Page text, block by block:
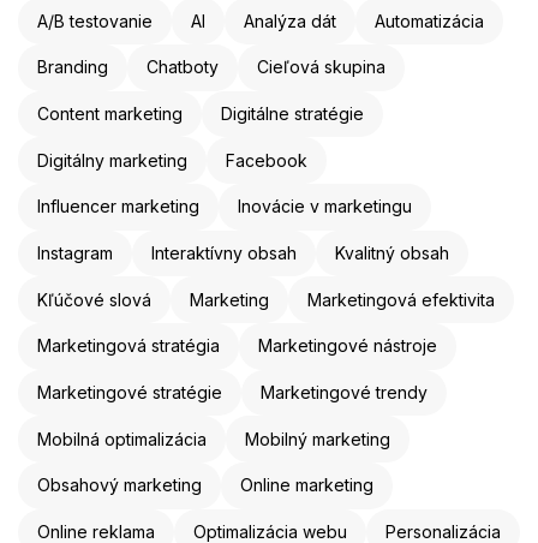
A/B testovanie AI Analýza dát Automatizácia
Branding Chatboty Cieľová skupina
Content marketing Digitálne stratégie
Digitálny marketing Facebook
Influencer marketing Inovácie v marketingu
Instagram Interaktívny obsah Kvalitný obsah
Kľúčové slová Marketing Marketingová efektivita
Marketingová stratégia Marketingové nástroje
Marketingové stratégie Marketingové trendy
Mobilná optimalizácia Mobilný marketing
Obsahový marketing Online marketing
Online reklama Optimalizácia webu Personalizácia